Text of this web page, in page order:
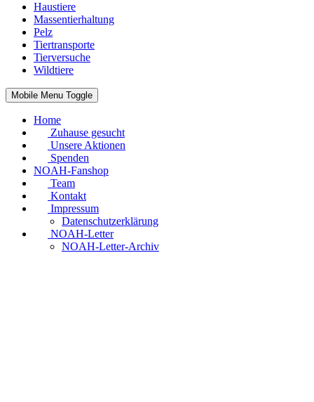
Haustiere
Massentierhaltung
Pelz
Tiertransporte
Tierversuche
Wildtiere
Mobile Menu Toggle
Home
Zuhause gesucht
Unsere Aktionen
Spenden
NOAH-Fanshop
Team
Kontakt
Impressum
Datenschutzerklärung
NOAH-Letter
NOAH-Letter-Archiv